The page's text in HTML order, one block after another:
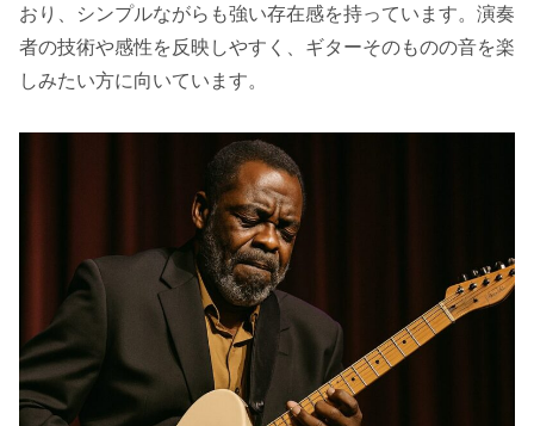
おり、シンプルながらも強い存在感を持っています。演奏
者の技術や感性を反映しやすく、ギターそのものの音を楽
しみたい方に向いています。